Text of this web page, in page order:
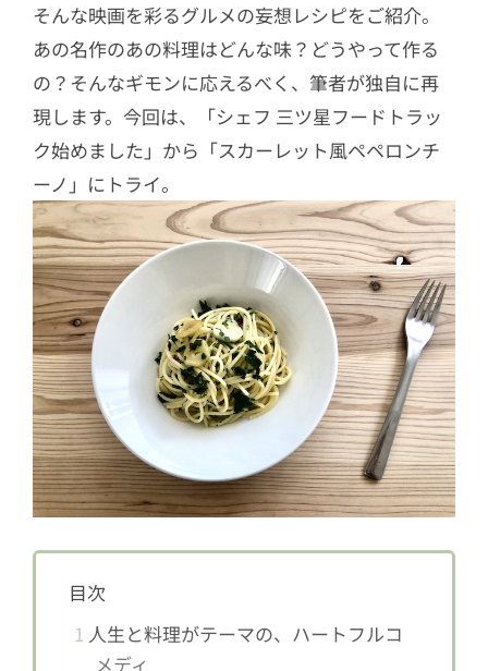
そんな映画を彩るグルメの妄想レシピをご紹介。
あの名作のあの料理はどんな味？どうやって作る
の？そんなギモンに応えるべく、筆者が独自に再
現します。今回は、「シェフ 三ツ星フードトラッ
ク始めました」から「スカーレット風ペペロンチ
ーノ」にトライ。
目次
1 人生と料理がテーマの、ハートフルコ
メディ